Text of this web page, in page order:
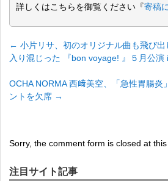
詳しくはこちらを御覧ください『寄稿
← 小片リサ、初のオリジナル曲も飛び
入り混じった 『bon voyage! 』５月公
OCHA NORMA 西﨑美空、「急性胃腸炎
ントを欠席 →
Sorry, the comment form is closed at this
注目サイト記事